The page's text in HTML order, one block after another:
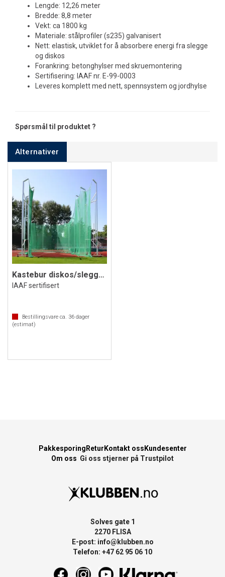
Lengde: 12,26 meter
Bredde: 8,8 meter
Vekt: ca 1800 kg
Materiale: stålprofiler (s235) galvanisert
Nett: elastisk, utviklet for å absorbere energi fra slegge
og diskos
Forankring: betonghylser med skruemontering
Sertifisering: IAAF nr. E-99-0003
Leveres komplett med nett, spennsystem og jordhylse
Spørsmål til produktet ?
Alternativer
Kastebur diskos/slegge 7-10
IAAF sertifisert
Bestillingsvare ca. 36 dager
(estimat)
PakkesporingReturKontakt ossKundesenter
Om oss Gi oss stjerner på Trustpilot
Solves gate 1
2270 FLISA
E-post: info@klubben.no
Telefon: +47 62 95 06 10